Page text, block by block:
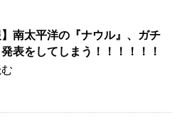
】南太平洋の『ナウル』、ガチ
表をしてしまう！！！！！！